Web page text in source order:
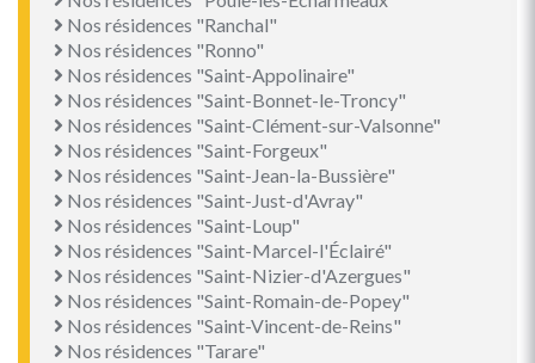
Nos résidences "Ranchal"
Nos résidences "Ronno"
Nos résidences "Saint-Appolinaire"
Nos résidences "Saint-Bonnet-le-Troncy"
Nos résidences "Saint-Clément-sur-Valsonne"
Nos résidences "Saint-Forgeux"
Nos résidences "Saint-Jean-la-Bussière"
Nos résidences "Saint-Just-d'Avray"
Nos résidences "Saint-Loup"
Nos résidences "Saint-Marcel-l'Éclairé"
Nos résidences "Saint-Nizier-d'Azergues"
Nos résidences "Saint-Romain-de-Popey"
Nos résidences "Saint-Vincent-de-Reins"
Nos résidences "Tarare"